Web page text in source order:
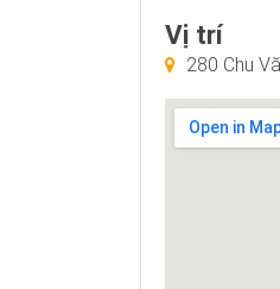
Vị trí
280 Chu